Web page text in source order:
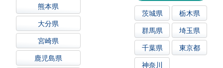
茨城県
栃木県
群馬県
埼玉県
千葉県
東京都
神奈川
熊本県
大分県
宮崎県
鹿児島県